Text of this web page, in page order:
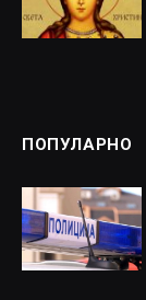
ПОПУЛАРНО